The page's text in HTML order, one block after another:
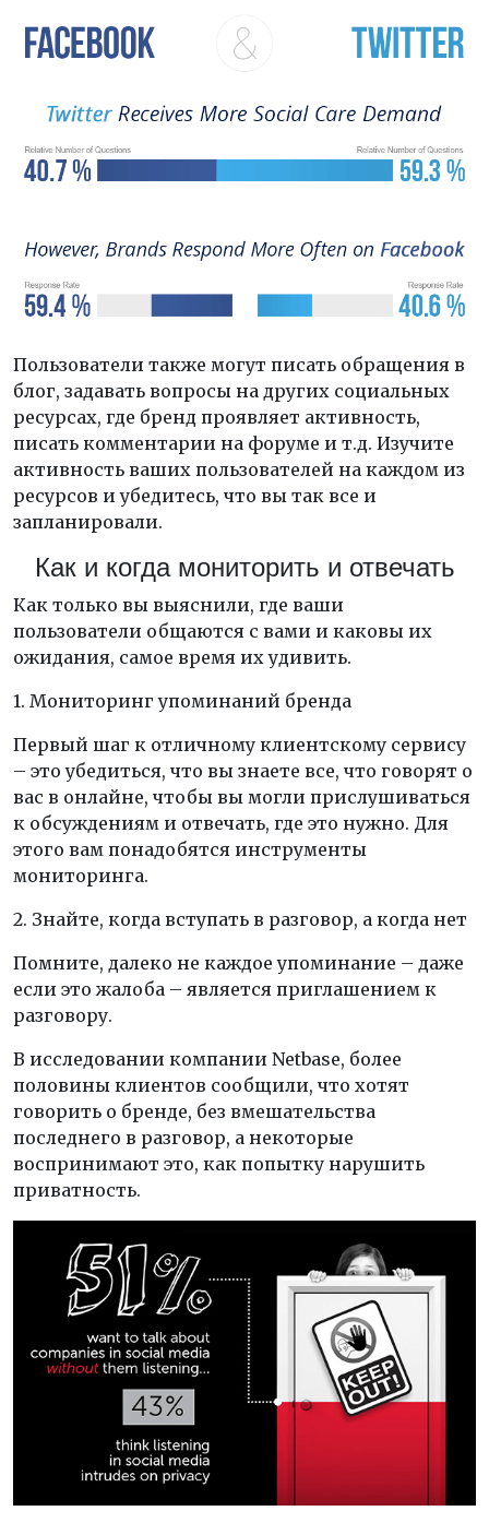
Пользователи также могут писать обращения в
блог, задавать вопросы на других социальных
ресурсах, где бренд проявляет активность,
писать комментарии на форуме и т.д. Изучите
активность ваших пользователей на каждом из
ресурсов и убедитесь, что вы так все и
запланировали.
Как и когда мониторить и отвечать
Как только вы выяснили, где ваши
пользователи общаются с вами и каковы их
ожидания, самое время их удивить.
1. Мониторинг упоминаний бренда
Первый шаг к отличному клиентскому сервису
– это убедиться, что вы знаете все, что говорят о
вас в онлайне, чтобы вы могли прислушиваться
к обсуждениям и отвечать, где это нужно. Для
этого вам понадобятся инструменты
мониторинга.
2. Знайте, когда вступать в разговор, а когда нет
Помните, далеко не каждое упоминание – даже
если это жалоба – является приглашением к
разговору.
В исследовании компании Netbase, более
половины клиентов сообщили, что хотят
говорить о бренде, без вмешательства
последнего в разговор, а некоторые
воспринимают это, как попытку нарушить
приватность.